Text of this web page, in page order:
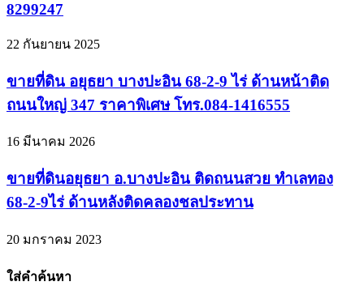
8299247
22 กันยายน 2025
ขายที่ดิน อยุธยา บางปะอิน 68-2-9 ไร่ ด้านหน้าติด
ถนนใหญ่ 347 ราคาพิเศษ โทร.084-1416555
16 มีนาคม 2026
ขายที่ดินอยุธยา อ.บางปะอิน ติดถนนสวย ทำเลทอง
68-2-9ไร่ ด้านหลังติดคลองชลประทาน
20 มกราคม 2023
ใส่คำค้นหา